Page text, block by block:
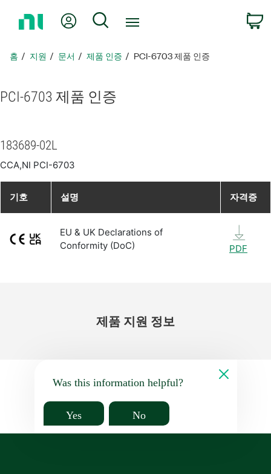
지
아
내 계정 검색
홈 지원 문서 제품 인증 PCI-6703 제품 인증
PCI-6703 제품 인증
183689-02L
CCA,NI PCI-6703
기호 설명 자격증
EU & UK Declarations of
Conformity (DoC)
PDF
제품 지원 정보
Was this information helpful?
Yes No